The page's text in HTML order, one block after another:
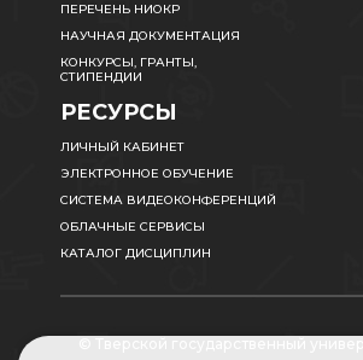
ПЕРЕЧЕНЬ НИОКР
НАУЧНАЯ ДОКУМЕНТАЦИЯ
КОНКУРСЫ, ГРАНТЫ,
СТИПЕНДИИ
РЕСУРСЫ
ЛИЧНЫЙ КАБИНЕТ
ЭЛЕКТРОННОЕ ОБУЧЕНИЕ
СИСТЕМА ВИДЕОКОНФЕРЕНЦИЙ
ОБЛАЧНЫЕ СЕРВИСЫ
КАТАЛОГ ДИСЦИПЛИН